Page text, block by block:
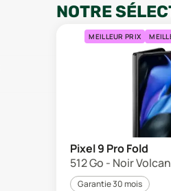
NOTRE
MEILLEUR PRIX
Pixel 9 Pro Fold
512 Go - Noir
Garantie 30 mois